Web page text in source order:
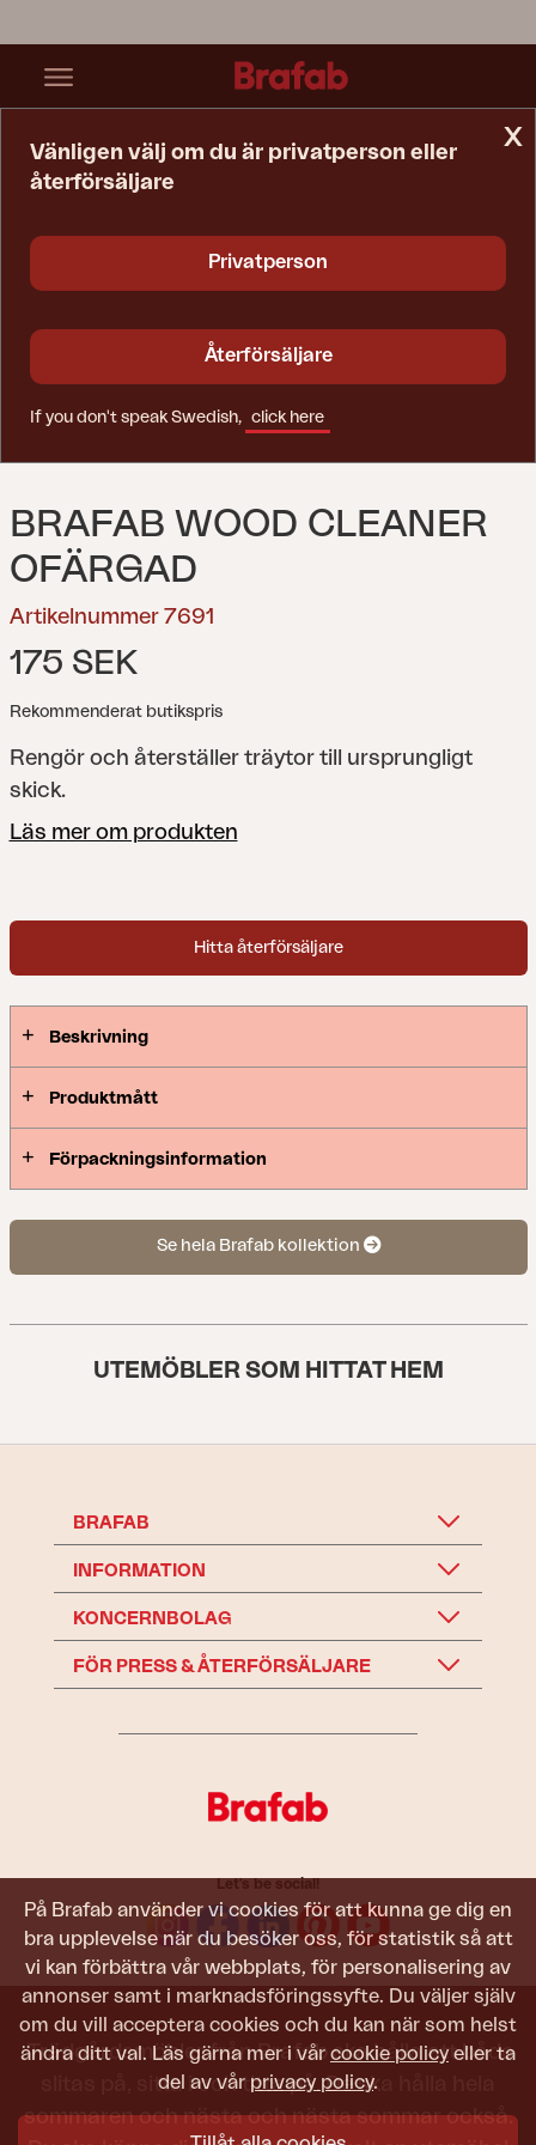
På Brafab använder vi cookies för att kunna ge dig en
bra upplevelse när du besöker oss, för statistik så att
vi kan förbättra vår webbplats, för personalisering av
annonser samt i marknadsföringssyfte. Du väljer själv
om du vill acceptera cookies och du kan när som helst
ändra ditt val. Läs gärna mer i vår cookie policy eller ta
del av vår privacy policy.
BRAFAB WOOD CLEANER
OFÄRGAD
Artikelnummer 7691
175 SEK
Rekommenderat butikspris
Rengör och återställer träytor till ursprungligt
skick.
Läs mer om produkten
Hitta återförsäljare
Beskrivning
Produktmått
Förpackningsinformation
Se hela Brafab kollektion
UTEMÖBLER SOM HITTAT HEM
x
Vänligen välj om du är privatperson eller
återförsäljare
Privatperson
Återförsäljare
If you don't speak Swedish, click here
BRAFAB
INFORMATION
KONCERNBOLAG
FÖR PRESS & ÅTERFÖRSÄLJARE
Let's be social!
Trädgårdsmöbler från Brafab ska hålla att både
slitas på, sitta i och titta på. De ska hålla hela
sommaren och nästa och nästa sommar också.